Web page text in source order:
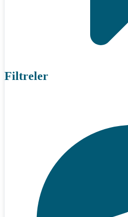
Filtreler